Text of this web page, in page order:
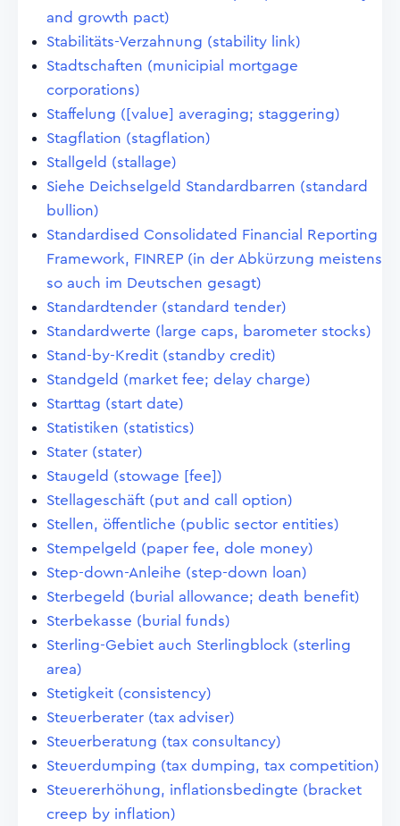
and growth pact)
Stabilitäts-Verzahnung (stability link)
Stadtschaften (municipial mortgage
corporations)
Staffelung ([value] averaging; staggering)
Stagflation (stagflation)
Stallgeld (stallage)
Siehe Deichselgeld Standardbarren (standard
bullion)
Standardised Consolidated Financial Reporting
Framework, FINREP (in der Abkürzung meistens
so auch im Deutschen gesagt)
Standardtender (standard tender)
Standardwerte (large caps, barometer stocks)
Stand-by-Kredit (standby credit)
Standgeld (market fee; delay charge)
Starttag (start date)
Statistiken (statistics)
Stater (stater)
Staugeld (stowage [fee])
Stellageschäft (put and call option)
Stellen, öffentliche (public sector entities)
Stempelgeld (paper fee, dole money)
Step-down-Anleihe (step-down loan)
Sterbegeld (burial allowance; death benefit)
Sterbekasse (burial funds)
Sterling-Gebiet auch Sterlingblock (sterling
area)
Stetigkeit (consistency)
Steuerberater (tax adviser)
Steuerberatung (tax consultancy)
Steuerdumping (tax dumping, tax competition)
Steuererhöhung, inflationsbedingte (bracket
creep by inflation)